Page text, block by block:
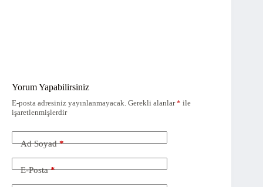
Yorum Yapabilirsiniz
E-posta adresiniz yayınlanmayacak. Gerekli alanlar* ile
işaretlenmişlerdir
Ad Soyad*
E-Posta*